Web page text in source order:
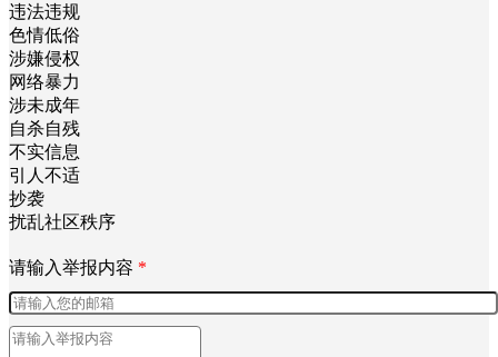
违法违规
色情低俗
涉嫌侵权
网络暴力
涉未成年
自杀自残
不实信息
引人不适
抄袭
扰乱社区秩序
请输入举报内容 *